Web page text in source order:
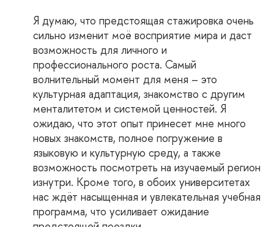
Я думаю, что предстоящая стажировка очень
сильно изменит моё восприятие мира и даст
возможность для личного и
профессионального роста. Самый
волнительный момент для меня – это
культурная адаптация, знакомство с другим
менталитетом и системой ценностей. Я
ожидаю, что этот опыт принесет мне много
новых знакомств, полное погружение в
языковую и культурную среду, а также
возможность посмотреть на изучаемый регион
изнутри. Кроме того, в обоих университетах
нас ждёт насыщенная и увлекательная учебная
программа, что усиливает ожидание